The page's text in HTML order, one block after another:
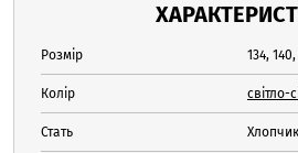
Розмір 134,
Колір
Стать Хлопчик